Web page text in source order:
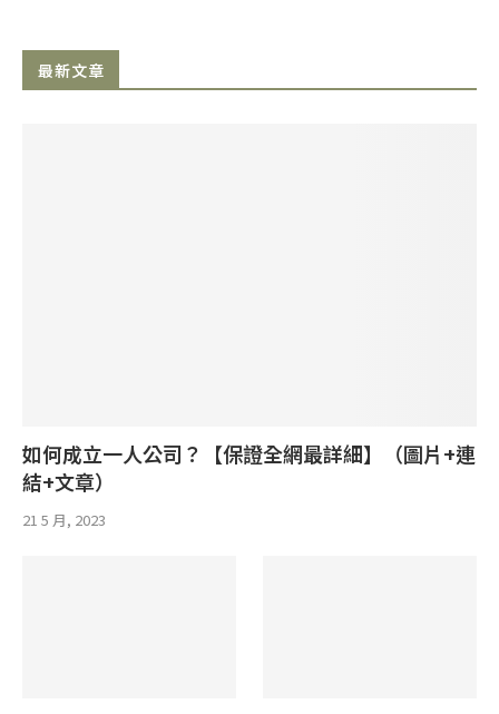
最新文章
如何成立一人公司？【保證全網最詳細】（圖片+連
結+文章）
21 5 月, 2023